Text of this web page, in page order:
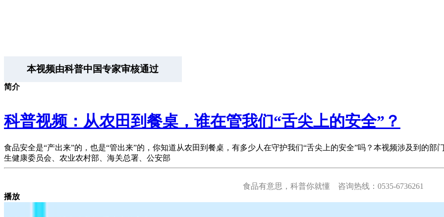
本视频由科普中国专家审核通过
简介
科普视频：从农田到餐桌，谁在管我们“舌尖上的安全”？
食品安全是“产出来”的，也是“管出来”的，你知道从农田到餐桌，有多少人在守护我们“舌尖上的安全”吗？本视频涉及到的
生健康委员会、农业农村部、海关总署、公安部
食品有意思，科普你就懂 咨询热线：0535-6736261
播放